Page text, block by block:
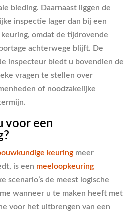
bieding. Daarnaast liggen de
inspectie lager dan bij een
omdat de tijdrovende
achterwege blijft. De
inspecteur biedt u bovendien de
vragen te stellen over
of noodzakelijke
voor een
keuring meer
is een meeloopkeuring
scenario’s de meest logische
wanneer u te maken heeft met
voor het uitbrengen van een